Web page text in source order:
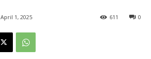
April 1, 2025 0
611